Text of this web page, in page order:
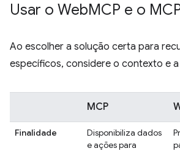
Usar o WebMCP e o
Ao escolher a solução certa para
específicos, considere o contexto e
MCP
Finalidade
Disponibiliza dados
e ações para